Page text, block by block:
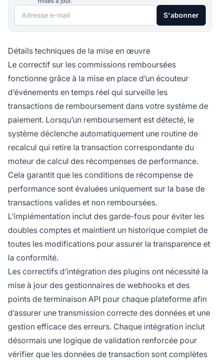
Adresse e-mail S'abonner
Détails techniques de la mise en œuvre
Le correctif sur les commissions remboursées
fonctionne grâce à la mise en place d’un écouteur
d’événements en temps réel qui surveille les
transactions de remboursement dans votre système de
paiement. Lorsqu’un remboursement est détecté, le
système déclenche automatiquement une routine de
recalcul qui retire la transaction correspondante du
moteur de calcul des récompenses de performance.
Cela garantit que les conditions de récompense de
performance sont évaluées uniquement sur la base de
transactions valides et non remboursées.
L’implémentation inclut des garde-fous pour éviter les
doubles comptes et maintient un historique complet de
toutes les modifications pour assurer la transparence et
la conformité.
Les correctifs d’intégration des plugins ont nécessité la
mise à jour des gestionnaires de webhooks et des
points de terminaison API pour chaque plateforme afin
d’assurer une transmission correcte des données et une
gestion efficace des erreurs. Chaque intégration inclut
désormais une logique de validation renforcée pour
vérifier que les données de transaction sont complètes